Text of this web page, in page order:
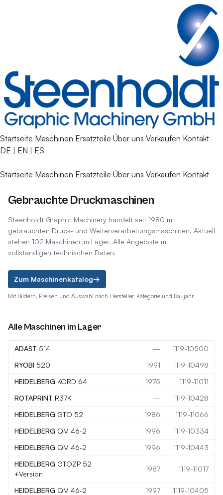
Startseite Maschinen Ersatzteile Über uns Verkaufen Kontakt
DE | EN | ES
Startseite Maschinen Ersatzteile Über uns Verkaufen Kontakt
Gebrauchte Druckmaschinen
Steenholdt Graphic Machinery handelt seit 1980 mit
gebrauchten Druck- und Weiterverarbeitungsmaschinen. Aktuell
stehen 102 Maschinen im Lager. Alle Angebote mit
vollständigen technischen Daten.
Zum Maschinenkatalog→
Mit Bildern, Preisen und Auswahl nach Hersteller, Kategorie und Baujahr.
Alle Maschinen im Lager
ADAST 514 —
1119-10500
RYOBI 520 1991
1119-10498
HEIDELBERG KORD 64 1975
1119-11011
ROTAPRINT R37K —
1119-10428
HEIDELBERG GTO 52 1986
1119-11066
HEIDELBERG QM 46-2 1996
1119-10334
HEIDELBERG QM 46-2 1996
1119-10443
HEIDELBERG GTOZP 52
+Version
1987 1119-11017
HEIDELBERG QM 46-2 1997
1119-10405